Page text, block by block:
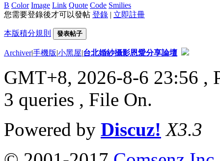
B Color Image Link Quote Code Smilies
您需要登錄後才可以發帖 登錄 | 立即註冊
本版積分規則 發表帖子
Archiver|手機版|小黑屋|台北婚紗攝影恩愛分享論壇
GMT+8, 2026-8-6 23:56 ,
3 queries , File On.
Powered by Discuz! X3.3